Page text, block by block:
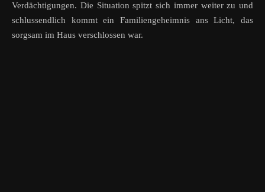
Verdächtigungen. Die Situation spitzt sich immer weiter zu und
schlussendlich kommt ein Familiengeheimnis ans Licht, das
sorgsam im Haus verschlossen war.